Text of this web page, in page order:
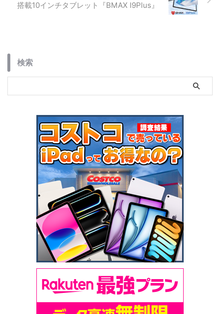
搭載10インチタブレット『BMAX I9Plus』
検索